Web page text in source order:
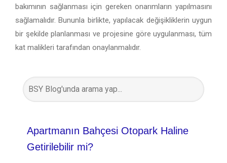
bakımının sağlanması için gereken onarımların yapılmasını
sağlamalıdır. Bununla birlikte, yapılacak değişikliklerin uygun
bir şekilde planlanması ve projesine göre uygulanması, tüm
kat malikleri tarafından onaylanmalıdır.
Apartmanın Bahçesi Otopark Haline
Getirilebilir mi?